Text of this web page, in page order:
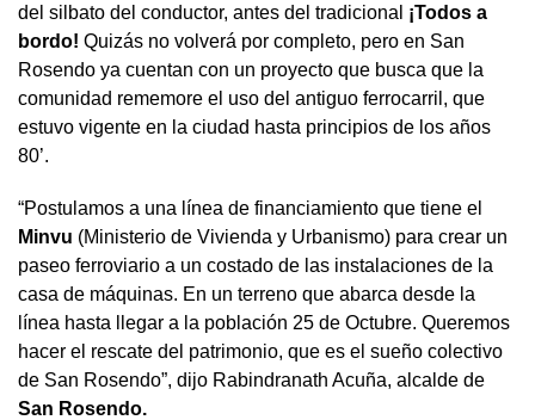
del silbato del conductor, antes del tradicional ¡Todos a
bordo! Quizás no volverá por completo, pero en San
Rosendo ya cuentan con un proyecto que busca que la
comunidad rememore el uso del antiguo ferrocarril, que
estuvo vigente en la ciudad hasta principios de los años
80’.
“Postulamos a una línea de financiamiento que tiene el
Minvu (Ministerio de Vivienda y Urbanismo) para crear un
paseo ferroviario a un costado de las instalaciones de la
casa de máquinas. En un terreno que abarca desde la
línea hasta llegar a la población 25 de Octubre. Queremos
hacer el rescate del patrimonio, que es el sueño colectivo
de San Rosendo”, dijo Rabindranath Acuña, alcalde de
San Rosendo.